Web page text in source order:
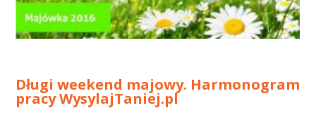
Długi weekend majowy. Harmonogram
pracy WysylajTaniej.pl